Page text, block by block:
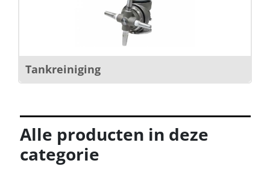
Tankreiniging
Alle producten in deze
categorie